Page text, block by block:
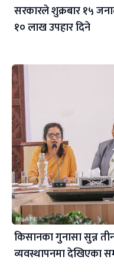
सरकारले शुक्रबार १५
१० लाख उपहार दिने
किसानका गुनासा सुन्न
व्यवस्थापनमा देखिएका